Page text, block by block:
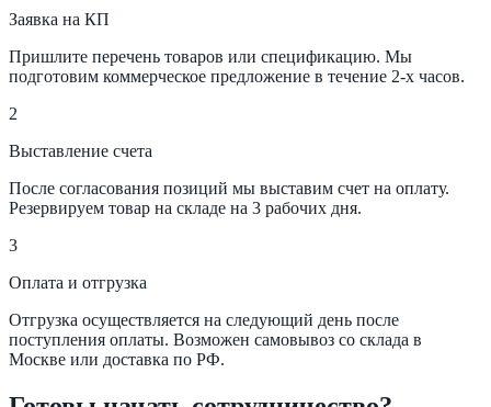
Заявка на КП
Пришлите перечень товаров или спецификацию. Мы
подготовим коммерческое предложение в течение 2-х часов.
2
Выставление счета
После согласования позиций мы выставим счет на оплату.
Резервируем товар на складе на 3 рабочих дня.
3
Оплата и отгрузка
Отгрузка осуществляется на следующий день после
поступления оплаты. Возможен самовывоз со склада в
Москве или доставка по РФ.